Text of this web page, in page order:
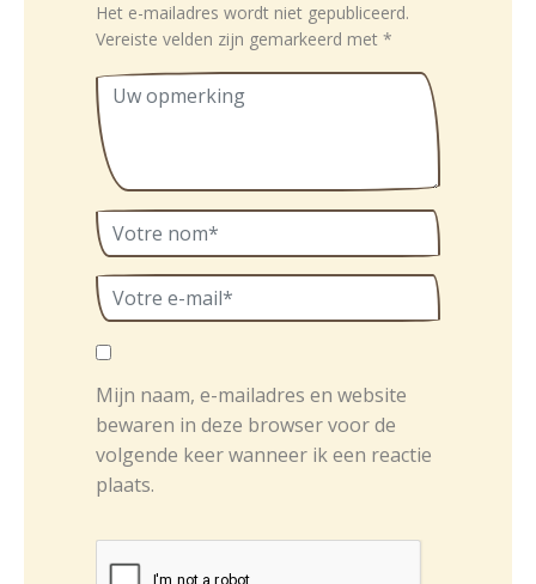
Het e-mailadres wordt niet gepubliceerd.
Vereiste velden zijn gemarkeerd met *
Mijn naam, e-mailadres en website
bewaren in deze browser voor de
volgende keer wanneer ik een reactie
plaats.